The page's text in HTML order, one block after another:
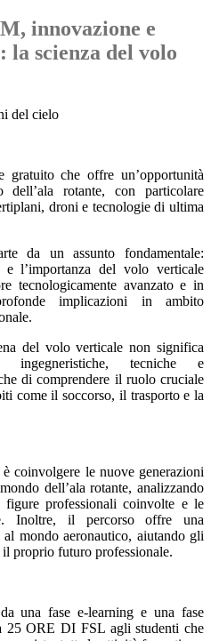
innovazione e
la scienza del volo
del cielo
che offre un’opportunità
rotante, con particolare
droni e tecnologie di ultima
da un assunto fondamentale:
e l’importanza del volo verticale
tecnologicamente avanzato e in
implicazioni in ambito
del volo verticale non significa
ingegneristiche, tecniche e
di comprendere il ruolo cruciale
come il soccorso, il trasporto e la
coinvolgere le nuove generazioni
dell’ala rotante, analizzando
professionali coinvolte e le
Inoltre, il percorso offre una
mondo aeronautico, aiutando gli
proprio futuro professionale.
una fase e-learning e una fase
25 ORE DI FSL agli studenti che